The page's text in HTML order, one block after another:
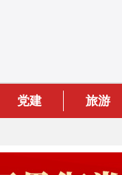
党建 旅游